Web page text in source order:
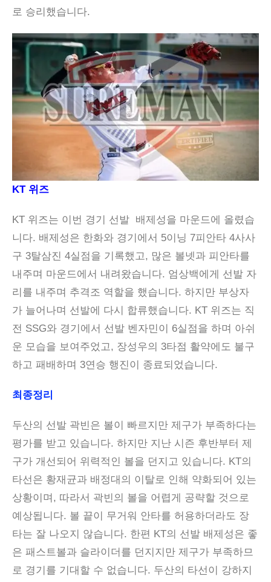
로 승리했습니다.
KT 위즈
KT 위즈는 이번 경기 선발 배제성을 마운드에 올렸습
니다. 배제성은 한화와 경기에서 5이닝 7피안타 4사사
구 3탈삼진 4실점을 기록했고, 많은 볼넷과 피안타를
내주며 마운드에서 내려왔습니다. 엄상백에게 선발 자
리를 내주며 추격조 역할을 했습니다. 하지만 부상자
가 늘어나며 선발에 다시 합류했습니다. KT 위즈는 직
전 SSG와 경기에서 선발 벤자민이 6실점을 하며 아쉬
운 모습을 보여주었고, 장성우의 3타점 활약에도 불구
하고 패배하며 3연승 행진이 종료되었습니다.
최종정리
두산의 선발 곽빈은 볼이 빠르지만 제구가 부족하다는
평가를 받고 있습니다. 하지만 지난 시즌 후반부터 제
구가 개선되어 위력적인 볼을 던지고 있습니다. KT의
타선은 황재균과 배정대의 이탈로 인해 약화되어 있는
상황이며, 따라서 곽빈의 볼을 어렵게 공략할 것으로
예상됩니다. 볼 끝이 무거워 안타를 허용하더라도 장
타는 잘 나오지 않습니다. 한편 KT의 선발 배제성은 좋
은 패스트볼과 슬라이더를 던지지만 제구가 부족하므
로 경기를 기대할 수 없습니다. 두산의 타선이 강하지